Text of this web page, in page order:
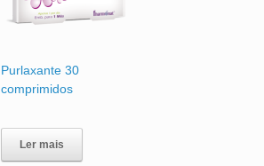
Purlaxante 30
comprimidos
Ler mais